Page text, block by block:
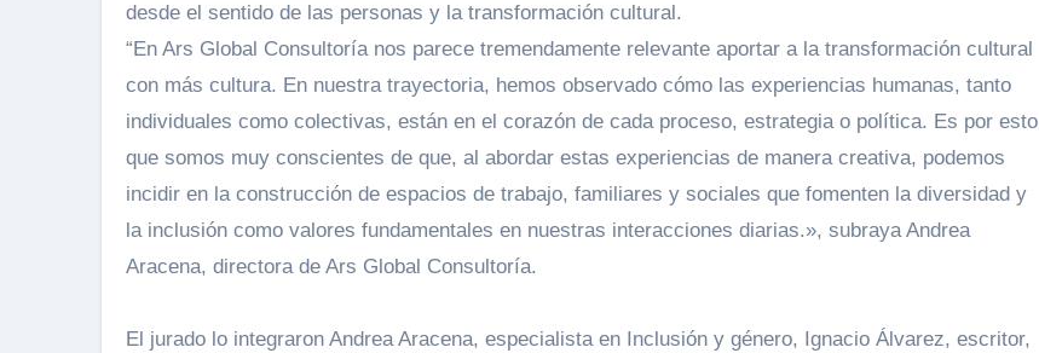
desde el sentido de las personas y la transformación cultural.
“En Ars Global Consultoría nos parece tremendamente relevante aportar a la transformación cultural
con más cultura. En nuestra trayectoria, hemos observado cómo las experiencias humanas, tanto
individuales como colectivas, están en el corazón de cada proceso, estrategia o política. Es por esto
que somos muy conscientes de que, al abordar estas experiencias de manera creativa, podemos
incidir en la construcción de espacios de trabajo, familiares y sociales que fomenten la diversidad y
la inclusión como valores fundamentales en nuestras interacciones diarias.», subraya Andrea
Aracena, directora de Ars Global Consultoría.
El jurado lo integraron Andrea Aracena, especialista en Inclusión y género, Ignacio Álvarez, escritor,